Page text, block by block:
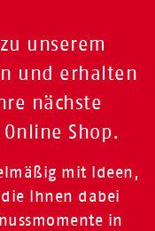
unserem
und erhalten
nächste
Shop.
mit Ideen,
Ihnen dabei
in